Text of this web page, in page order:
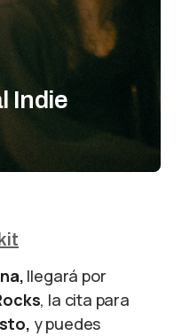
Indie
llegará por
, la cita para
y puedes